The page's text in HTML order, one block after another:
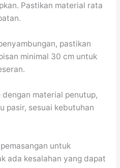
Pastikan material rata
pastikan
minimal 30 cm untuk
material penutup,
pasir, sesuai kebutuhan
untuk
ada kesalahan yang dapat